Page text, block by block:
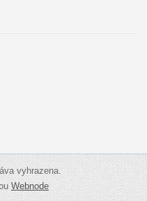
vyhrazena.
Webnode